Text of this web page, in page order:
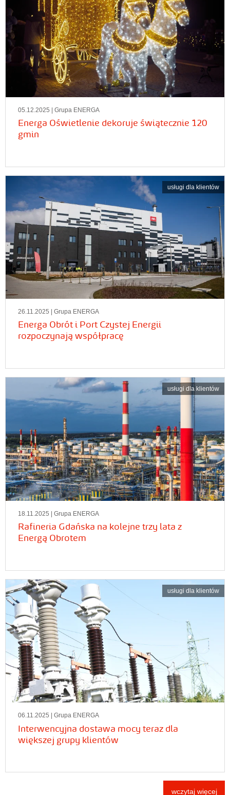
05.12.2025 | Grupa ENERGA
Energa Oświetlenie dekoruje świątecznie 120
gmin
usługi dla klientów
26.11.2025 | Grupa ENERGA
Energa Obrót i Port Czystej Energii
rozpoczynają współpracę
usługi dla klientów
18.11.2025 | Grupa ENERGA
Rafineria Gdańska na kolejne trzy lata z
Energą Obrotem
usługi dla klientów
06.11.2025 | Grupa ENERGA
Interwencyjna dostawa mocy teraz dla
większej grupy klientów
wczytaj więcej